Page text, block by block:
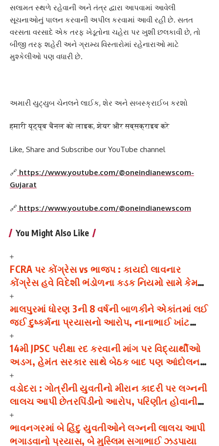
સલામત સ્થળે રહેવાની અને તંત્ર દ્વારા આપવામાં આવેલી
સૂચનાઓનું પાલન કરવાની અપીલ કરવામાં આવી રહી છે. સતત
વરસતા વરસાદે એક તરફ ખેડૂતોના ચહેરા પર ખુશી છલકાવી છે, તો
બીજી તરફ શહેરી અને ગ્રામ્ય વિસ્તારોમાં રહેનારાઓ માટે
મુશ્કેલીઓ પણ વધારી છે.
અમારી યુટ્યુબ ચેનલને લાઈક, શેર અને સબસ્ક્રાઈબ કરશો
हमारी यूट्यूब चैनल को लाइक, शेयर और सब्सक्राइब करे
Like, Share and Subscribe our YouTube channel
🔗 https://www.youtube.com/@oneindianewscom-
Gujarat
🔗 https://www.youtube.com/@oneindianewscom
You Might Also Like
FCRA પર કોંગ્રેસ vs ભાજપ : કાયદો લાવનાર
કોંગ્રેસ હવે વિદેશી ભંડોળના કડક નિયમો સામે કેમ
ઉઠાવી રહી છે સવાલ?
માલપુરમાં ધોરણ 3ની 8 વર્ષની બાળકીને એકાંતમાં લઈ
જઈ દુષ્કર્મના પ્રયાસનો આરોપ, નાનાભાઈ ખાંટ
ઝડપાયો
14મી JPSC પરીક્ષા રદ કરવાની માંગ પર વિદ્યાર્થીઓ
અડગ, હેમંત સરકાર સાથે બેઠક બાદ પણ આંદોલન
ચાલુ
વડોદરા : ગોત્રીની યુવતીનો મીરાન કાદરી પર લગ્નની
લાલચ આપી છેતરપિંડીનો આરોપ, પરિણીત હોવાની
વાત છુપાવ્યાનો દાવો
ભાવનગરમાં બે હિંદુ યુવતીઓને લગ્નની લાલચ આપી
ભગાડવાનો પ્રયાસ, બે મુસ્લિમ સગાભાઈ ઝડપાયા